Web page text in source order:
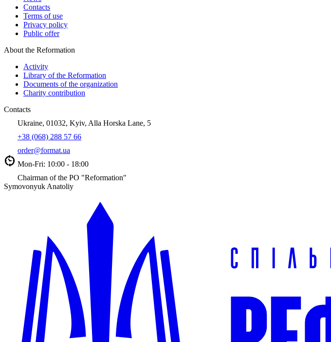
Contacts
Terms of use
Privacy policy
Public offer
About the Reformation
Activity
Library of the Reformation
Documents of the organization
Charity contribution
Contacts
Ukraine, 01032, Kyiv, Alla Horska Lane, 5
+38 (068) 288 57 66
order@format.ua
Mon-Fri: 10:00 - 18:00
Chairman of the PO "Reformation"
Symovonyuk Anatoliy